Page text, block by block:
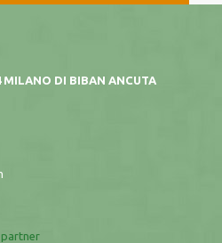
DI BIBAN ANCUTA